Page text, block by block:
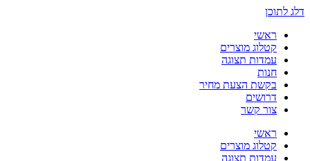
דלג לתוכן
ראשי
קטלוג מוצרים
עמדות תצוגה
חנות
בקשת הצעת מחיר
דרושים
צור קשר
ראשי
קטלוג מוצרים
עמדות תצוגה